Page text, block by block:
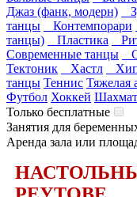
Джаз (фанк, модерн)
танцы
Контемпорари
танцы)
Пластика
Современные танцы
Тектоник
Хастл
танцы Теннис Тяжелая
Футбол Хоккей
Только бесплатные
Занятия для
Аренда зала или